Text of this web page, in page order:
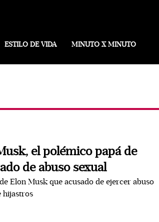
ESTILO DE VIDA MINUTO X MINUTO
el polémico papá de
de abuso sexual
Elon Musk que acusado de ejercer abuso
hijastros